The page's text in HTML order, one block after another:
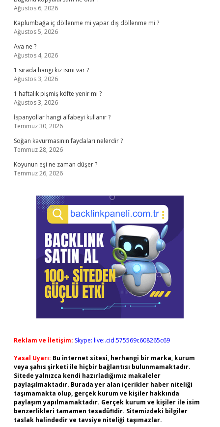
Ağustos 6, 2026
Kaplumbağa iç döllenme mi yapar dış döllenme mi ?
Ağustos 5, 2026
Ava ne ?
Ağustos 4, 2026
1 sırada hangi kız ismi var ?
Ağustos 3, 2026
1 haftalık pişmiş köfte yenir mi ?
Ağustos 3, 2026
İspanyollar hangi alfabeyi kullanır ?
Temmuz 30, 2026
Soğan kavurmasının faydaları nelerdir ?
Temmuz 28, 2026
Koyunun eşi ne zaman düşer ?
Temmuz 26, 2026
Reklam ve İletişim: Skype: live:.cid.575569c608265c69
Yasal Uyarı: Bu internet sitesi, herhangi bir marka, kurum
veya şahıs şirketi ile hiçbir bağlantısı bulunmamaktadır.
Sitede yalnızca kendi hazırladığımız makaleler
paylaşılmaktadır. Burada yer alan içerikler haber niteliği
taşımamakta olup, gerçek kurum ve kişiler hakkında
paylaşım yapılmamaktadır. Gerçek kurum ve kişiler ile isim
benzerlikleri tamamen tesadüfidir. Sitemizdeki bilgiler
taslak halindedir ve tavsiye niteliği taşımazlar.